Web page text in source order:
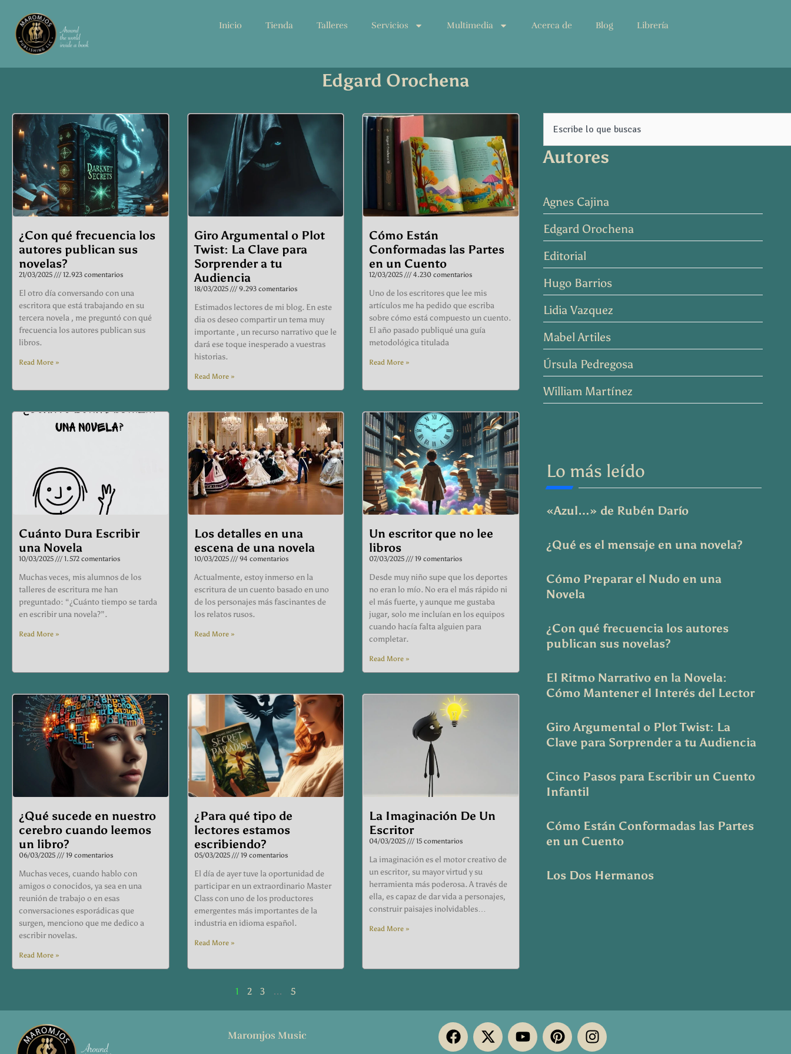
Inicio Tienda Talleres Servicios Multimedia Acerca de Blog Librería
Edgard Orochena
¿Con qué frecuencia los
autores publican sus
novelas?
21/03/2025 12.923 comentarios
El otro día conversando con una
escritora que está trabajando en su
tercera novela , me preguntó con qué
frecuencia los autores publican sus
libros.
Read More »
Giro Argumental o Plot
Twist: La Clave para
Sorprender a tu
Audiencia
18/03/2025 9.293 comentarios
Estimados lectores de mi blog. En este
dia os deseo compartir un tema muy
importante , un recurso narrativo que le
dará ese toque inesperado a vuestras
historias.
Read More »
Cómo Están
Conformadas las Partes
en un Cuento
12/03/2025 4.230 comentarios
Uno de los escritores que lee mis
artículos me ha pedido que escriba
sobre cómo está compuesto un cuento.
El año pasado publiqué una guía
metodológica titulada
Read More »
Cuánto Dura Escribir
una Novela
10/03/2025 1.572 comentarios
Muchas veces, mis alumnos de los
talleres de escritura me han
preguntado: “¿Cuánto tiempo se tarda
en escribir una novela?”.
Read More »
Los detalles en una
escena de una novela
10/03/2025 94 comentarios
Actualmente, estoy inmerso en la
escritura de un cuento basado en uno
de los personajes más fascinantes de
los relatos rusos.
Read More »
Un escritor que no lee
libros
07/03/2025 19 comentarios
Desde muy niño supe que los deportes
no eran lo mío. No era el más rápido ni
el más fuerte, y aunque me gustaba
jugar, solo me incluían en los equipos
cuando hacía falta alguien para
completar.
Read More »
¿Qué sucede en nuestro
cerebro cuando leemos
un libro?
06/03/2025 19 comentarios
Muchas veces, cuando hablo con
amigos o conocidos, ya sea en una
reunión de trabajo o en esas
conversaciones esporádicas que
surgen, menciono que me dedico a
escribir novelas.
Read More »
¿Para qué tipo de
lectores estamos
escribiendo?
05/03/2025 19 comentarios
El día de ayer tuve la oportunidad de
participar en un extraordinario Master
Class con uno de los productores
emergentes más importantes de la
industria en idioma español.
Read More »
La Imaginación De Un
Escritor
04/03/2025 15 comentarios
La imaginación es el motor creativo de
un escritor, su mayor virtud y su
herramienta más poderosa. A través de
ella, es capaz de dar vida a personajes,
construir paisajes inolvidables…
Read More »
Page
1
Page
2
Page
3 …
Page
5
Autores
Agnes Cajina
Edgard Orochena
Editorial
Hugo Barrios
Lidia Vazquez
Mabel Artiles
Úrsula Pedregosa
William Martínez
Lo más leído
«Azul…» de Rubén Darío
¿Qué es el mensaje en una novela?
Cómo Preparar el Nudo en una
Novela
¿Con qué frecuencia los autores
publican sus novelas?
El Ritmo Narrativo en la Novela:
Cómo Mantener el Interés del Lector
Giro Argumental o Plot Twist: La
Clave para Sorprender a tu Audiencia
Cinco Pasos para Escribir un Cuento
Infantil
Cómo Están Conformadas las Partes
en un Cuento
Los Dos Hermanos
Maromjos Music
F
a
X
-
Y
o
P
i
I
n